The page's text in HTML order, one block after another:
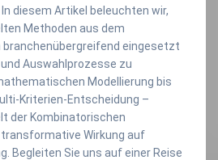
diesem Artikel beleuchten wir,
Methoden aus dem
branchenübergreifend eingesetzt
Auswahlprozesse zu
Modellierung bis
Kriterien-Entscheidung –
der Kombinatorischen
Wirkung auf
Begleiten Sie uns auf einer Reise